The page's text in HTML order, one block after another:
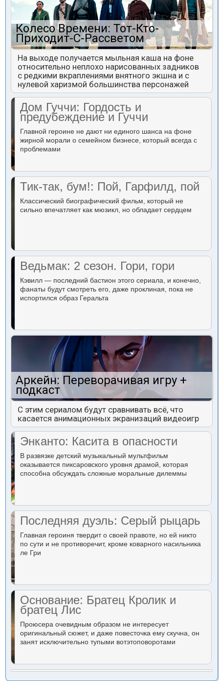
Колесо Времени: Тот-Кто-
Приходит-С-Рассветом
На выходе получается мыльная каша на фоне
относительно неплохо нарисованных задников
с редкими вкраплениями внятного экшна и с
нулевой харизмой большинства персонажей
Дом Гуччи: Гордость и
предубеждение и Гуччи
Главной героине не дают ни единого шанса на фоне
жирной морали о семейном бизнесе, который всегда с
проблемами
Тик-так, бум!: Пой, Гарфилд, пой
Классический биографический фильм, который не
сильно впечатляет как мюзикл, но обладает сердцем
Ведьмак: 2 сезон. Гори, гори
Кэвилл — последний бастион этого сериала, и конечно,
фанаты будут смотреть его, даже проклиная, пока не
испортился образ Геральта
Аркейн: Переворачивая игру +
подкаст
С этим сериалом будут сравнивать всё, что
касается анимационных экранизаций видеоигр
Энканто: Касита в опасности
В развязке детский музыкальный мультфильм
оказывается пиксаровского уровня драмой, которая
способна обсуждать сложные моральные дилеммы
Последняя дуэль: Серый рыцарь
Главная героиня твердит о своей правоте, но ей никто
по сути и не противоречит, кроме коварного насильника
ле Гри
Основание: Братец Кролик и
братец Лис
Проюсера очевидным образом не интересует
оригинальный сюжет, и даже повесточка ему скучна, он
занят исключительно тупыми вотэтоповоротами